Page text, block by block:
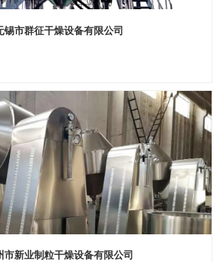
锡市群征干燥设备有限公司
展位号：H1馆 B1218
市新业制粒干燥设备有限公司